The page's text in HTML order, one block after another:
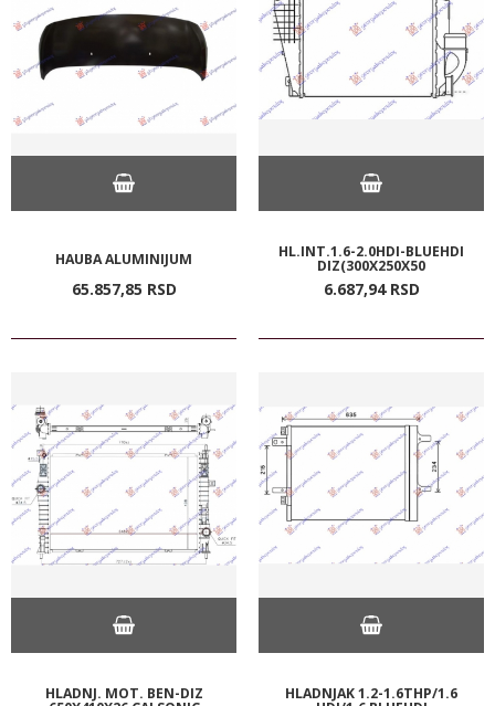
HAUBA ALUMINIJUM
65.857,85 RSD
HL.INT.1.6-2.0HDI-BLUEHDI
DIZ(300X250X50
6.687,94 RSD
HLADNJ. MOT. BEN-DIZ HLADNJAK 1.2-1.6THP/1.6